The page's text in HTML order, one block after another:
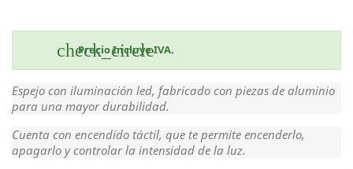
check_circle
Precio Incluye IVA.
Espejo con iluminación led, fabricado con piezas de aluminio
para una mayor durabilidad.
Cuenta con encendido táctil, que te permite encenderlo,
apagarlo y controlar la intensidad de la luz.